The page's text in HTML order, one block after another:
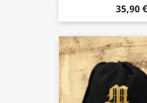
35,90 €